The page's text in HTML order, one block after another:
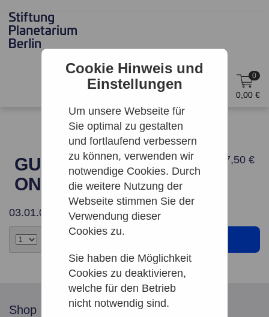
Cookie Hinweis und
Einstellungen
Um unsere Webseite für
Sie optimal zu gestalten
und fortlaufend verbessern
zu können, verwenden wir
notwendige Cookies. Durch
die weitere Nutzung der
Webseite stimmen Sie der
Verwendung dieser
Cookies zu.
Sie haben die Möglichkeit
Cookies zu deaktivieren,
welche für den Betrieb
nicht notwendig sind.
0
0,00 €
27,50 €
GUTSCHEIN 27,50 €
ONLINE
03.01.0004
shop service